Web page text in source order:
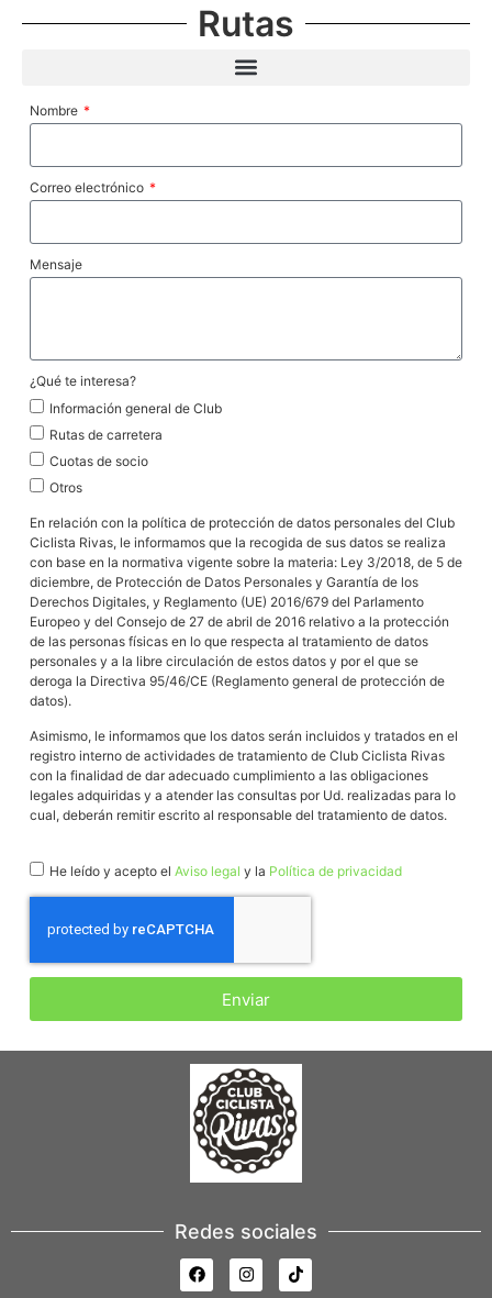
Rutas
Nombre
Correo electrónico
Mensaje
¿Qué te interesa?
Información general de Club
Rutas de carretera
Cuotas de socio
Otros
En relación con la política de protección de datos personales del Club
Ciclista Rivas, le informamos que la recogida de sus datos se realiza
con base en la normativa vigente sobre la materia: Ley 3/2018, de 5 de
diciembre, de Protección de Datos Personales y Garantía de los
Derechos Digitales, y Reglamento (UE) 2016/679 del Parlamento
Europeo y del Consejo de 27 de abril de 2016 relativo a la protección
de las personas físicas en lo que respecta al tratamiento de datos
personales y a la libre circulación de estos datos y por el que se
deroga la Directiva 95/46/CE (Reglamento general de protección de
datos).
Asimismo, le informamos que los datos serán incluidos y tratados en el
registro interno de actividades de tratamiento de Club Ciclista Rivas
con la finalidad de dar adecuado cumplimiento a las obligaciones
legales adquiridas y a atender las consultas por Ud. realizadas para lo
cual, deberán remitir escrito al responsable del tratamiento de datos.
He leído y acepto el Aviso legal y la Política de privacidad
Enviar
Redes sociales